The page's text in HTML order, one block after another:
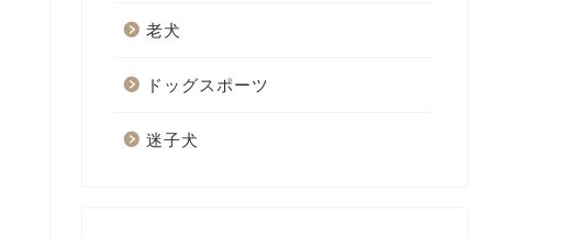
老犬
ドッグスポーツ
迷子犬